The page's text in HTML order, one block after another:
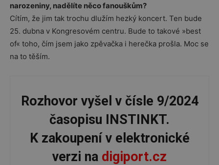
narozeniny, nadělíte něco fanouškům?
Cítím, že jim tak trochu dlužím hezký koncert. Ten bude
25. dubna v Kongresovém centru. Bude to takové »best
of« toho, čím jsem jako zpěvačka i herečka prošla. Moc se
na to těším.
Rozhovor vyšel v čísle 9/2024
časopisu INSTINKT.
K zakoupenív elektronické
verzi na digiport.cz